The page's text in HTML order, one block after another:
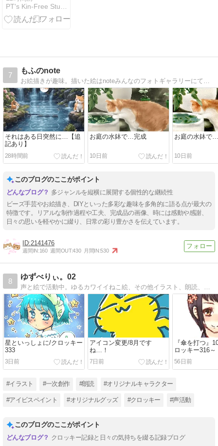
ル・学歴・大
会成績を徹底
PT's Kin-Free Studio
7
もふのnote
お絵描きが趣味。描いた絵はnoteみんなのフォトギャラリーにて共有中。
それはある日突然に…【追
記あり】
28時間前
お庭の水鉢で…完成
10日前
お庭の水鉢で…
10日前
このブログのここがポイント
多ジャンルを縦横に展開する個性的な継続性
ビーズ手芸やお絵描き、DIYといった多彩な趣味を多角的に語る点が最大の
特徴です。リアルな制作過程や工夫、完成品の画像、時には感動や感謝、
日々の思いを軽やかに綴り、日常の彩り豊かさを伝えています。
2141476
週間IN:160 週間OUT:430 月間IN:530
8
ゆずべりぃ。02
星といっしょに/クロッキー
333
3日前
アイコン変更/8月です
ね…！
7日前
『傘を打つ』
ロッキー316～
56日前
#イラスト #一次創作 #朗読 #オリジナルキャラクター
#アイビスペイント #オリジナルグッズ #クロッキー #声活動
このブログのここがポイント
クロッキー記録と日々の気持ちを綴る記録ブログ